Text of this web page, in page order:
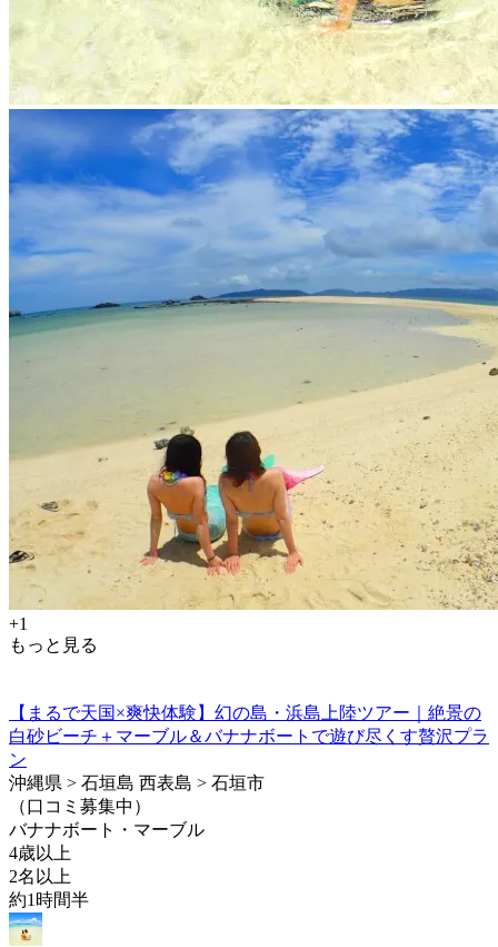
+1
もっと見る
【まるで天国×爽快体験】幻の島・浜島上陸ツアー｜絶景の
白砂ビーチ＋マーブル＆バナナボートで遊び尽くす贅沢プラ
ン
沖縄県 > 石垣島 西表島 > 石垣市
（口コミ募集中）
バナナボート・マーブル
4歳以上
2名以上
約1時間半